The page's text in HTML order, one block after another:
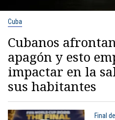
Cuba
Cubanos
apagón y esto
impactar en la
sus habitantes
Final